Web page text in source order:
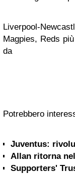
Liverpool-
Magpies, Reds
da
Potrebbero
Juventus:
Allan ritorna
Supporters'